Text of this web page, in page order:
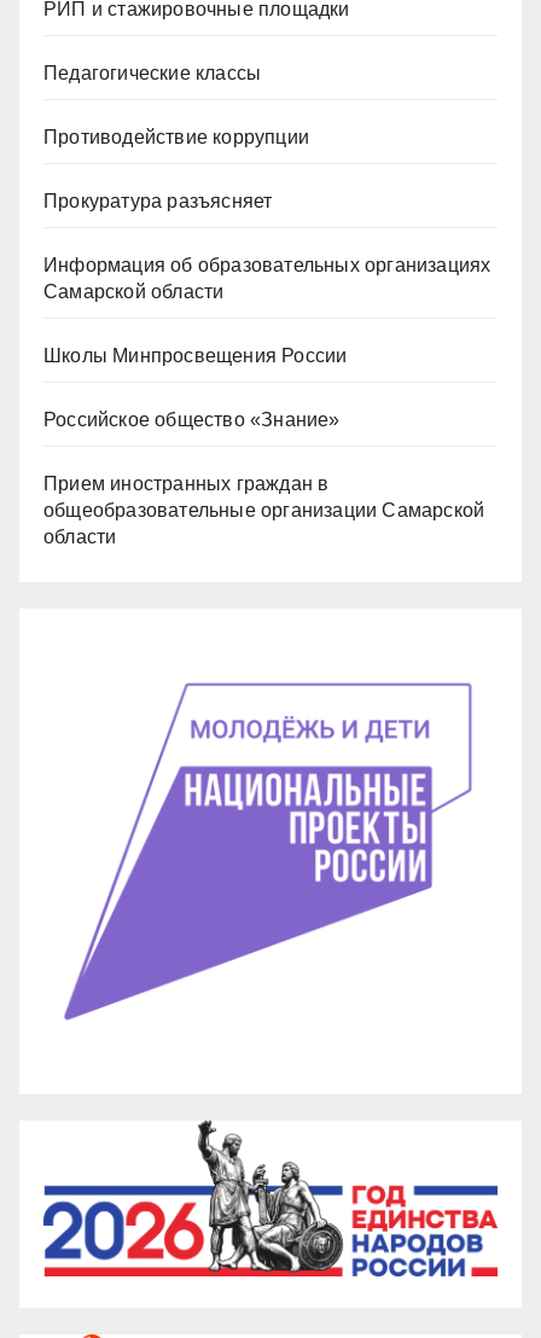
РИП и стажировочные площадки
Педагогические классы
Противодействие коррупции
Прокуратура разъясняет
Информация об образовательных организациях
Самарской области
Школы Минпросвещения России
Российское общество «Знание»
Прием иностранных граждан в
общеобразовательные организации Самарской
области